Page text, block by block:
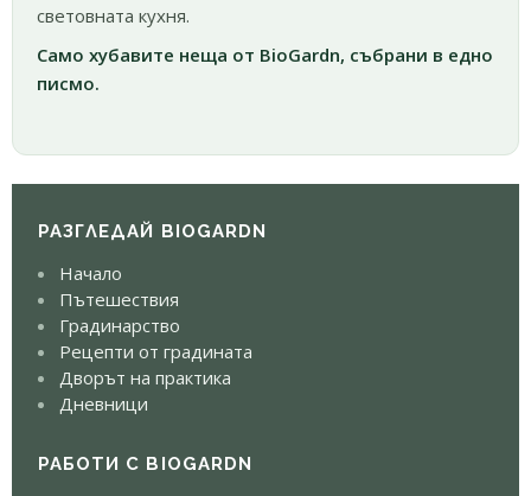
световната кухня.
Само хубавите неща от BioGardn, събрани в едно
писмо.
РАЗГЛЕДАЙ BIOGARDN
Начало
Пътешествия
Градинарство
Рецепти от градината
Дворът на практика
Дневници
РАБОТИ С BIOGARDN